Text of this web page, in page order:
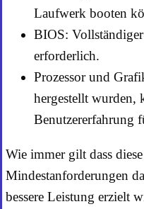
Laufwerk booten
BIOS:
erforderlich.
Prozessor und
hergestellt wurden,
Benutzererfahrung
Wie immer gilt dass
Mindestanforderungen
bessere Leistung erzielt